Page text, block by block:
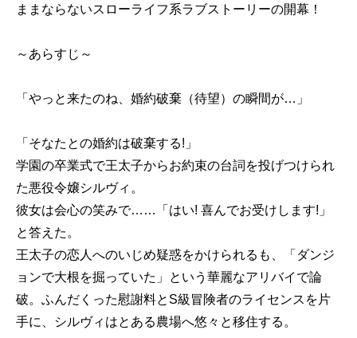
ままならないスローライフ系ラブストーリーの開幕！
～あらすじ～
「やっと来たのね、婚約破棄（待望）の瞬間が…」
「そなたとの婚約は破棄する!」
学園の卒業式で王太子からお約束の台詞を投げつけられ
た悪役令嬢シルヴィ。
彼女は会心の笑みで……「はい! 喜んでお受けします!」
と答えた。
王太子の恋人へのいじめ疑惑をかけられるも、「ダンジ
ョンで大根を掘っていた」という華麗なアリバイで論
破。ふんだくった慰謝料とS級冒険者のライセンスを片
手に、シルヴィはとある農場へ悠々と移住する。